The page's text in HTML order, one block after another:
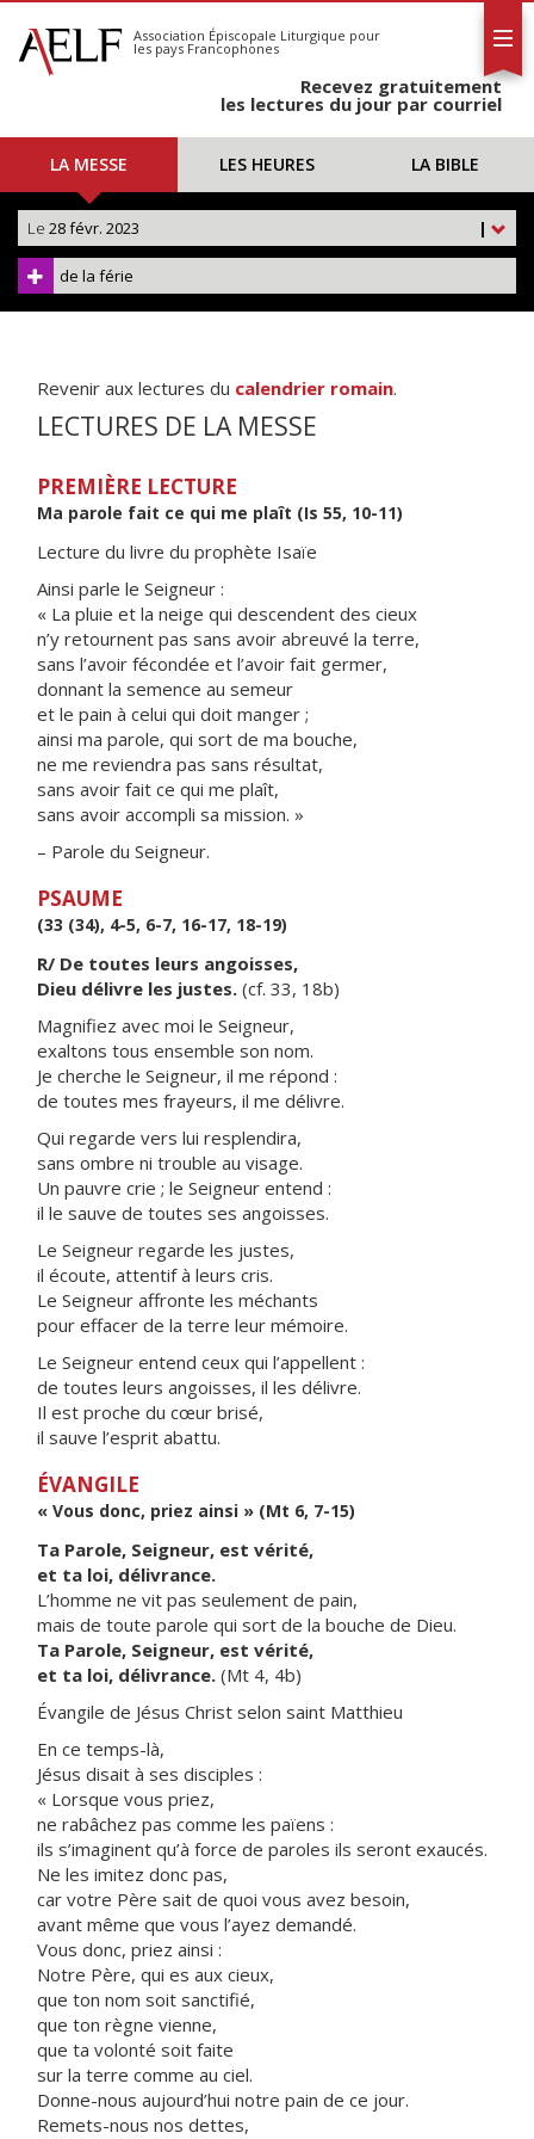
S'abonner
Calendrier
Association Épiscopale Liturgique pour
les pays Francophones
Recevez gratuitement
les lectures du jour par courriel
LA MESSE LES HEURES LA BIBLE
|
Le 28 févr. 2023
de la férie
Revenir aux lectures du calendrier romain.
LECTURES DE LA MESSE
PREMIÈRE LECTURE
Ma parole fait ce qui me plaît (Is 55, 10-11)
Lecture du livre du prophète Isaïe
Ainsi parle le Seigneur :
« La pluie et la neige qui descendent des cieux
n’y retournent pas sans avoir abreuvé la terre,
sans l’avoir fécondée et l’avoir fait germer,
donnant la semence au semeur
et le pain à celui qui doit manger ;
ainsi ma parole, qui sort de ma bouche,
ne me reviendra pas sans résultat,
sans avoir fait ce qui me plaît,
sans avoir accompli sa mission. »
– Parole du Seigneur.
PSAUME
(33 (34), 4-5, 6-7, 16-17, 18-19)
R/ De toutes leurs angoisses,
Dieu délivre les justes. (cf. 33, 18b)
Magnifiez avec moi le Seigneur,
exaltons tous ensemble son nom.
Je cherche le Seigneur, il me répond :
de toutes mes frayeurs, il me délivre.
Qui regarde vers lui resplendira,
sans ombre ni trouble au visage.
Un pauvre crie ; le Seigneur entend :
il le sauve de toutes ses angoisses.
Le Seigneur regarde les justes,
il écoute, attentif à leurs cris.
Le Seigneur affronte les méchants
pour effacer de la terre leur mémoire.
Le Seigneur entend ceux qui l’appellent :
de toutes leurs angoisses, il les délivre.
Il est proche du cœur brisé,
il sauve l’esprit abattu.
ÉVANGILE
« Vous donc, priez ainsi » (Mt 6, 7-15)
Ta Parole, Seigneur, est vérité,
et ta loi, délivrance.
L’homme ne vit pas seulement de pain,
mais de toute parole qui sort de la bouche de Dieu.
Ta Parole, Seigneur, est vérité,
et ta loi, délivrance. (Mt 4, 4b)
Évangile de Jésus Christ selon saint Matthieu
En ce temps-là,
Jésus disait à ses disciples :
« Lorsque vous priez,
ne rabâchez pas comme les païens :
ils s’imaginent qu’à force de paroles ils seront exaucés.
Ne les imitez donc pas,
car votre Père sait de quoi vous avez besoin,
avant même que vous l’ayez demandé.
Vous donc, priez ainsi :
Notre Père, qui es aux cieux,
que ton nom soit sanctifié,
que ton règne vienne,
que ta volonté soit faite
sur la terre comme au ciel.
Donne-nous aujourd’hui notre pain de ce jour.
Remets-nous nos dettes,